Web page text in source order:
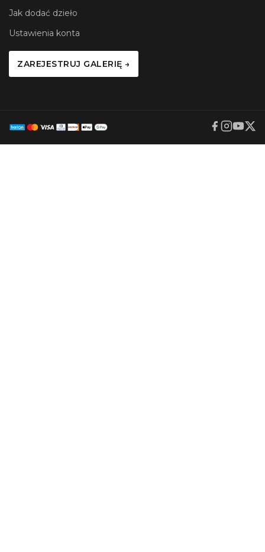
Jak dodać dzieło
Ustawienia konta
ZAREJESTRUJ GALERIĘ →